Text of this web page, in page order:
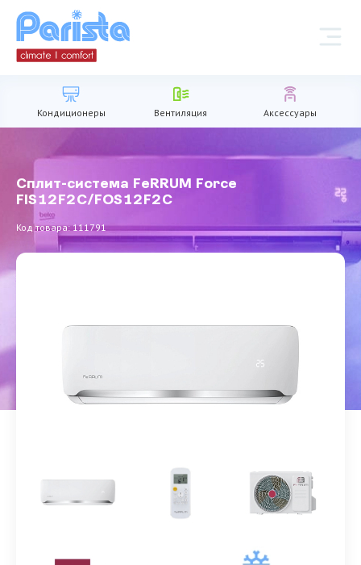
Кондиционеры Вентиляция Аксессуары
Сплит-система FeRRUM Force
FIS12F2С/FOS12F2С
Код товара: 111791